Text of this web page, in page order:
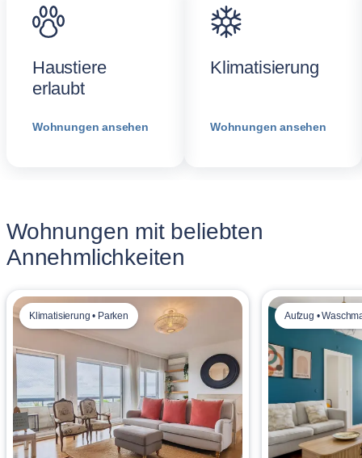
Haustiere
erlaubt
Wohnungen ansehen
Klimatisierung
Wohnungen ansehen
Wohnungen mit beliebten
Annehmlichkeiten
Klimatisierung • Parken Aufzug •